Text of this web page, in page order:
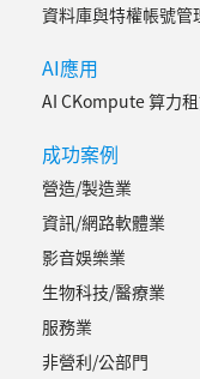
定 API 限制」等瓶頸，否
Amazon Bedrock： 數據
用 AWS 帳號驗證，
須留在 AWS 邊界內」的要
這兩者是 「互補」而非「
供兩種方式是為了滿足不同的導入需求： 追
略」 的企業選 Bedrock。 追求「功能原生性」與「產品演進速度」 的創意
團隊選 Claude Platform on AWS。 Q4：如果我想
（如 web search,
Claude Platform on AWS 會是捷徑。 這
在 Anthropic 的原生平台
無縫銜接，Claude Platform
資料庫與特權帳號管
AI應用
AI CKompute 算力
成功案例
營造/製造業
資訊/網路軟體業
影音娛樂業
生物科技/醫療業
服務業
非營利/公部門